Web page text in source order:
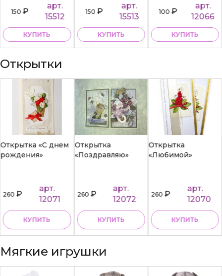
150₽
арт.
15512
КУПИТЬ
150₽
арт.
15513
КУПИТЬ
100₽
арт.
12066
КУПИТЬ
Открытки
Открытка «С днем
рождения»
260₽
арт.
12071
КУПИТЬ
Открытка
«Поздравляю»
260₽
арт.
12072
КУПИТЬ
Открытка
«Любимой»
260₽
арт.
12070
КУПИТЬ
Мягкие игрушки